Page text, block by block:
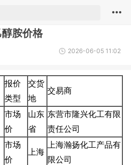
胺价格
2026-06-05 11:02
报价
类型
交货
地
交易商
市场
价
山东
省
东营市隆兴化工有限
责任公司
市场
价
上海
上海瀚扬化工产品有
限公司